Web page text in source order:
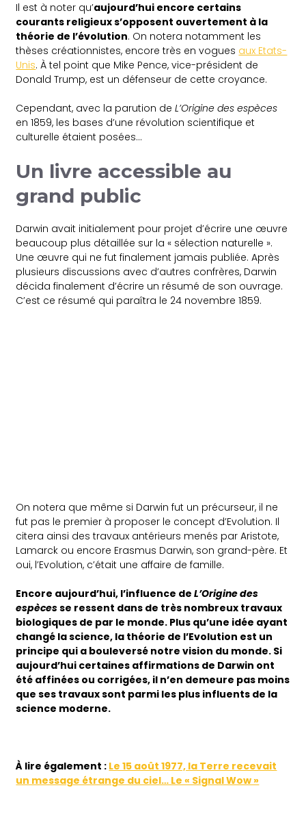
Il est à noter qu’aujourd’hui encore certains
courants religieux s’opposent ouvertement à la
théorie de l’évolution. On notera notamment les
thèses créationnistes, encore très en vogues aux Etats-
Unis. À tel point que Mike Pence, vice-président de
Donald Trump, est un défenseur de cette croyance.
Cependant, avec la parution deL’Origine des espèces
en 1859, les bases d’une révolution scientifique et
culturelle étaient posées…
Un livre accessible au
grand public
Darwin avait initialement pour projet d’écrire une œuvre
beaucoup plus détaillée sur la « sélection naturelle ».
Une œuvre qui ne fut finalement jamais publiée. Après
plusieurs discussions avec d’autres confrères, Darwin
décida finalement d’écrire un résumé de son ouvrage.
C’est ce résumé qui paraîtra le 24 novembre 1859.
On notera que même si Darwin fut un précurseur, il ne
fut pas le premier à proposer le concept d’Evolution. Il
citera ainsi des travaux antérieurs menés par Aristote,
Lamarck ou encore Erasmus Darwin, son grand-père. Et
oui, l’Evolution, c’était une affaire de famille.
Encore aujourd’hui, l’influence deL’Origine des
espècesse ressent dans de très nombreux travaux
biologiques de par le monde. Plus qu’une idée ayant
changé la science, la théorie de l’Evolution est un
principe qui a bouleversé notre vision du monde. Si
aujourd’hui certaines affirmations de Darwin ont
été affinées ou corrigées, il n’en demeure pas moins
que ses travaux sont parmi les plus influents de la
science moderne.
À lire également : Le 15 août 1977, la Terre recevait
un message étrange du ciel… Le « Signal Wow »